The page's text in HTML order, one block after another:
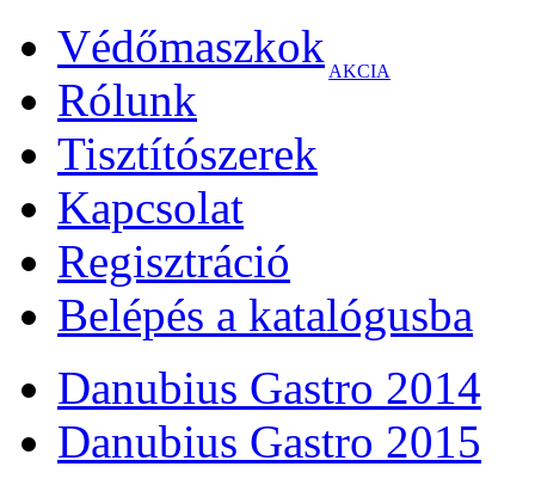
AKCIA
Védőmaszkok
Rólunk
Tisztítószerek
Kapcsolat
Regisztráció
Belépés a katalógusba
Danubius Gastro 2014
Danubius Gastro 2015